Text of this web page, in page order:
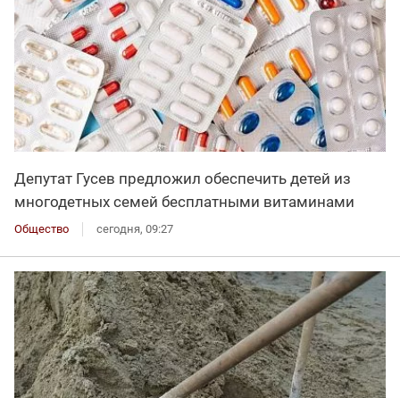
Депутат Гусев предложил обеспечить детей из
многодетных семей бесплатными витаминами
Общество сегодня, 09:27